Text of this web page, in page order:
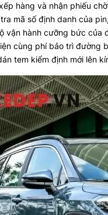
hàng và nhận phiếu
mã số định danh của
vận hành cưỡng bức
cùng phí bảo trì đường
tem kiểm định mới lên